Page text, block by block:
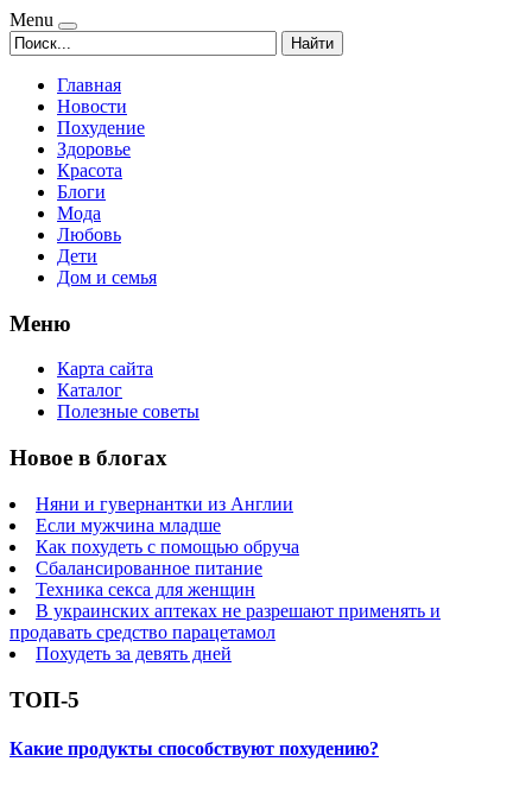
Menu
Найти
Главная
Новости
Похудение
Здоровье
Красота
Блоги
Мода
Любовь
Дети
Дом и семья
Меню
Карта сайта
Каталог
Полезные советы
Новое в блогах
Няни и гувернантки из Англии
Если мужчина младше
Как похудеть с помощью обруча
Сбалансированное питание
Техника секса для женщин
В украинских аптеках не разрешают применять и
продавать средство парацетамол
Похудеть за девять дней
ТОП-5
Какие продукты способствуют похудению?